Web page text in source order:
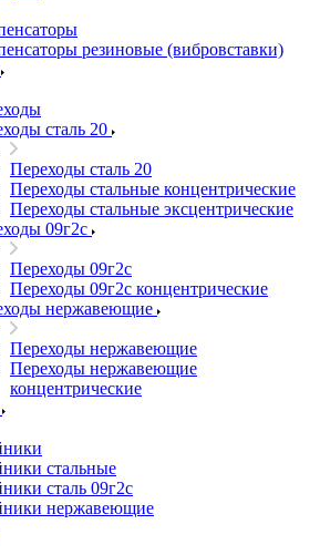
резиновые (вибровставки)
сталь 20
Переходы сталь 20
Переходы стальные концентрические
Переходы стальные эксцентрические
09г2с
Переходы 09г2с
Переходы 09г2с концентрические
нержавеющие
Переходы нержавеющие
Переходы нержавеющие
концентрические
стальные
сталь 09г2с
нержавеющие